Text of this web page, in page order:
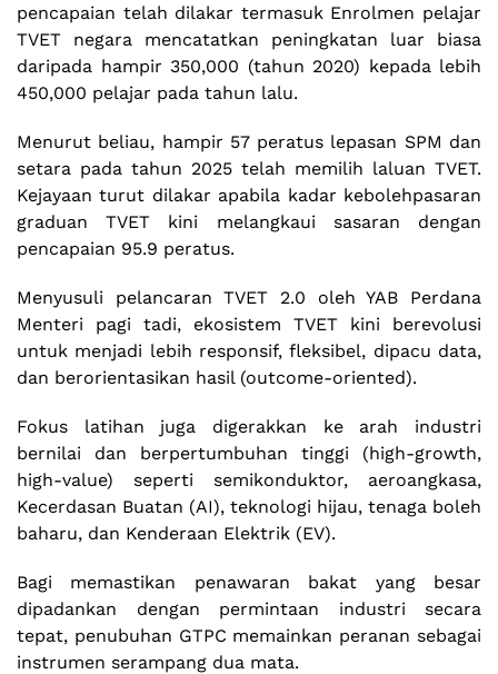
pencapaian telah dilakar termasuk Enrolmen pelajar
TVET negara mencatatkan peningkatan luar biasa
daripada hampir 350,000 (tahun 2020) kepada lebih
450,000 pelajar pada tahun lalu.
Menurut beliau, hampir 57 peratus lepasan SPM dan
setara pada tahun 2025 telah memilih laluan TVET.
Kejayaan turut dilakar apabila kadar kebolehpasaran
graduan TVET kini melangkaui sasaran dengan
pencapaian 95.9 peratus.
Menyusuli pelancaran TVET 2.0 oleh YAB Perdana
Menteri pagi tadi, ekosistem TVET kini berevolusi
untuk menjadi lebih responsif, fleksibel, dipacu data,
dan berorientasikan hasil (outcome-oriented).
Fokus latihan juga digerakkan ke arah industri
bernilai dan berpertumbuhan tinggi (high-growth,
high-value) seperti semikonduktor, aeroangkasa,
Kecerdasan Buatan (AI), teknologi hijau, tenaga boleh
baharu, dan Kenderaan Elektrik (EV).
Bagi memastikan penawaran bakat yang besar
dipadankan dengan permintaan industri secara
tepat, penubuhan GTPC memainkan peranan sebagai
instrumen serampang dua mata.